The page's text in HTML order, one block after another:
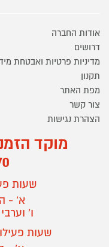
אודות החברה
דרושים
מדיניות פרטיות ואבטחת
תקנון
מפת האתר
צור קשר
הצהרת נגישות
מוקד
שעות
א' -
ו'
שעות